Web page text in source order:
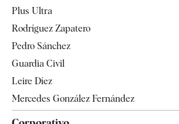
Televisión
Plus Ultra
Rodríguez Zapatero
Pedro Sánchez
Guardia Civil
Leire Díez
Mercedes González Fernández